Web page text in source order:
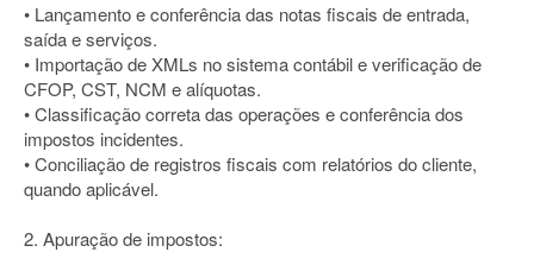
• Lançamento e conferência das notas fiscais de entrada,
saída e serviços.
• Importação de XMLs no sistema contábil e verificação de
CFOP, CST, NCM e alíquotas.
• Classificação correta das operações e conferência dos
impostos incidentes.
• Conciliação de registros fiscais com relatórios do cliente,
quando aplicável.
2. Apuração de impostos: